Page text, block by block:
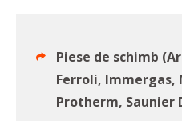
Piese de schimb
Ferroli, Immergas,
Protherm, Saunier